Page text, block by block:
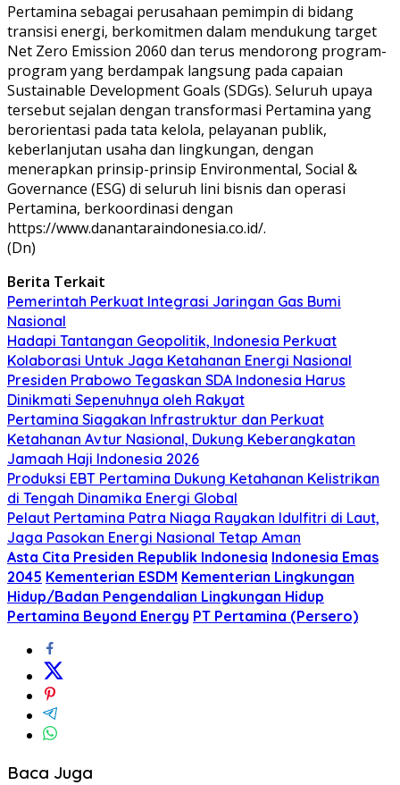
Pertamina sebagai perusahaan pemimpin di bidang
transisi energi, berkomitmen dalam mendukung target
Net Zero Emission 2060 dan terus mendorong program-
program yang berdampak langsung pada capaian
Sustainable Development Goals (SDGs). Seluruh upaya
tersebut sejalan dengan transformasi Pertamina yang
berorientasi pada tata kelola, pelayanan publik,
keberlanjutan usaha dan lingkungan, dengan
menerapkan prinsip-prinsip Environmental, Social &
Governance (ESG) di seluruh lini bisnis dan operasi
Pertamina, berkoordinasi dengan
https://www.danantaraindonesia.co.id/.
(Dn)
Berita Terkait
Pemerintah Perkuat Integrasi Jaringan Gas Bumi
Nasional
Hadapi Tantangan Geopolitik, Indonesia Perkuat
Kolaborasi Untuk Jaga Ketahanan Energi Nasional
Presiden Prabowo Tegaskan SDA Indonesia Harus
Dinikmati Sepenuhnya oleh Rakyat
Pertamina Siagakan Infrastruktur dan Perkuat
Ketahanan Avtur Nasional, Dukung Keberangkatan
Jamaah Haji Indonesia 2026
Produksi EBT Pertamina Dukung Ketahanan Kelistrikan
di Tengah Dinamika Energi Global
Pelaut Pertamina Patra Niaga Rayakan Idulfitri di Laut,
Jaga Pasokan Energi Nasional Tetap Aman
Asta Cita Presiden Republik Indonesia Indonesia Emas
2045 Kementerian ESDM Kementerian Lingkungan
Hidup/Badan Pengendalian Lingkungan Hidup
Pertamina Beyond Energy PT Pertamina (Persero)
Baca Juga